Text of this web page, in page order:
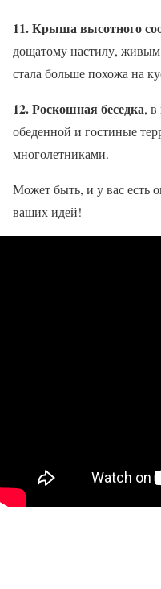
11. Крыша высотного
дощатому настилу,
стала больше похожа на
12. Роскошная беседка, в
обеденной и гостиные
многолетниками.
Может быть, и у вас есть
ваших идей!